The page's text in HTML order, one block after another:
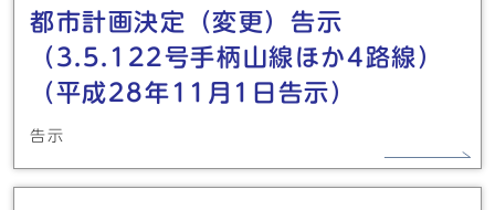
都市計画決定（変更）告示
（3.5.122号手柄山線ほか4路線）
（平成28年11月1日告示）
告示